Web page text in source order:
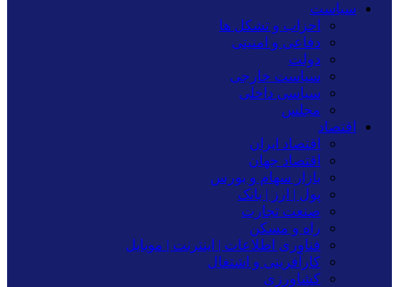
سیاست
احزاب و تشکل ها
دفاعی و امنیتی
دولت
سیاست خارجی
سیاسی داخلی
مجلس
اقتصاد
اقتصاد ایران
اقتصاد جهان
بازار سهام و بورس
پول | ارز | بانک
صنعت تجارت
راه و مسکن
فناوری اطلاعات | اینترنت | موبایل
کارآفرینی و اشتغال
کشاورزی